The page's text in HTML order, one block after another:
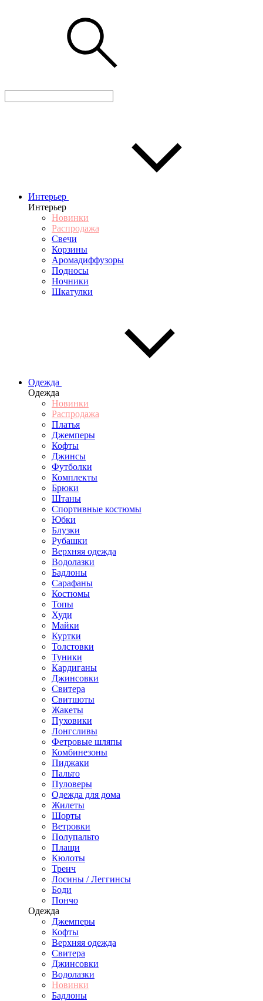
Интерьер
Интерьер
Новинки
Распродажа
Свечи
Корзины
Аромадиффузоры
Подносы
Ночники
Шкатулки
Одежда
Одежда
Новинки
Распродажа
Платья
Джемперы
Кофты
Джинсы
Футболки
Комплекты
Брюки
Штаны
Спортивные костюмы
Юбки
Блузки
Рубашки
Верхняя одежда
Водолазки
Бадлоны
Сарафаны
Костюмы
Топы
Худи
Майки
Куртки
Толстовки
Туники
Кардиганы
Джинсовки
Свитера
Свитшоты
Жакеты
Пуховики
Лонгсливы
Фетровые шляпы
Комбинезоны
Пиджаки
Пальто
Пуловеры
Одежда для дома
Жилеты
Шорты
Ветровки
Полупальто
Плащи
Кюлоты
Тренч
Лосины / Леггинсы
Боди
Пончо
Одежда
Джемперы
Кофты
Верхняя одежда
Свитера
Джинсовки
Водолазки
Новинки
Бадлоны